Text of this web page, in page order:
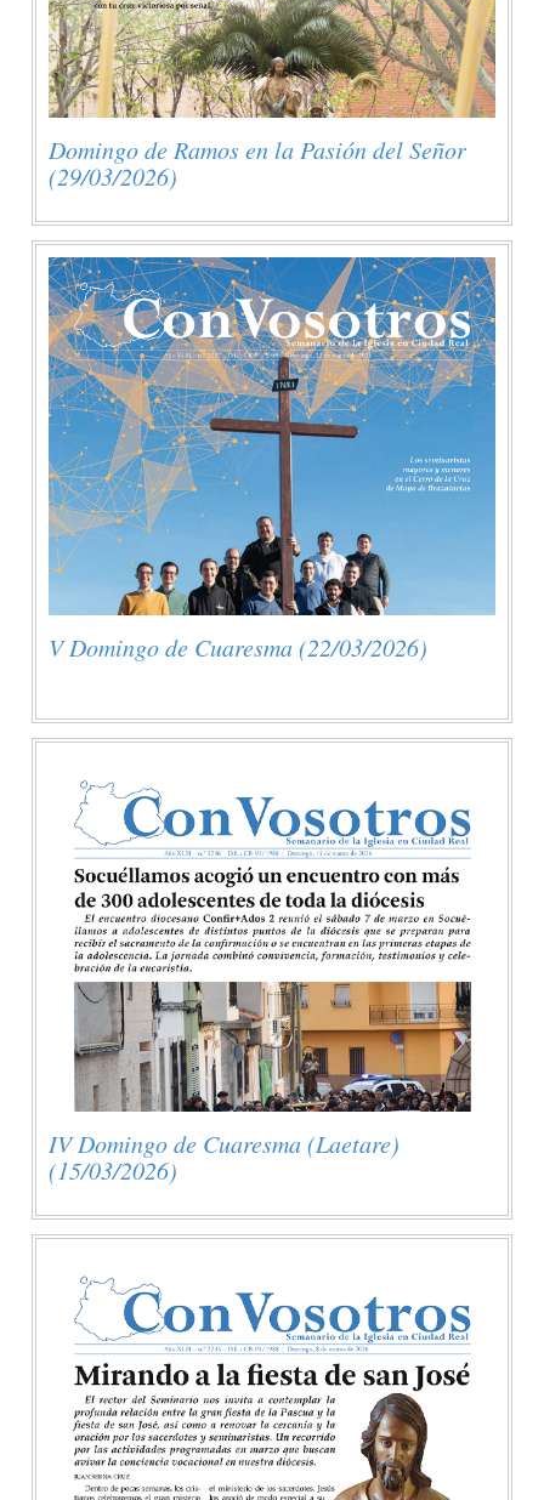
Domingo de Ramos en la Pasión del Señor
(29/03/2026)
V Domingo de Cuaresma (22/03/2026)
IV Domingo de Cuaresma (Laetare)
(15/03/2026)